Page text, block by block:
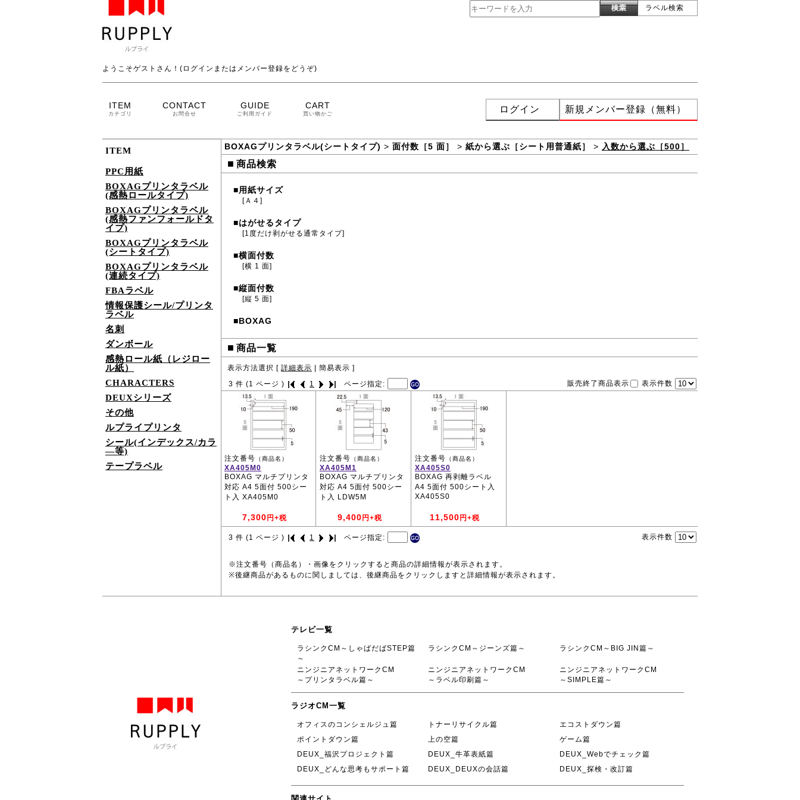
ラベル検索
ようこそゲストさん！(ログインまたはメンバー登録をどうぞ)
ITEM
カテゴリ
CONTACT
お問合せ
GUIDE
ご利用ガイド
CART
買い物かご ログイン 新規メンバー登録（無料）
ITEM
PPC用紙
BOXAGプリンタラベル
(感熱ロールタイプ)
BOXAGプリンタラベル
(感熱ファンフォールドタ
イプ)
BOXAGプリンタラベル
(シートタイプ)
BOXAGプリンタラベル
(連続タイプ)
FBAラベル
情報保護シール/プリンタ
ラベル
名刺
ダンボール
感熱ロール紙（レジロー
ル紙）
CHARACTERS
DEUXシリーズ
その他
ルプライプリンタ
シール(インデックス/カラ
―等)
テープラベル
BOXAGプリンタラベル(シートタイプ) > 面付数［5 面］ > 紙から選ぶ［シート用普通紙］ > 入数から選ぶ［500］
■ 商品検索
■用紙サイズ
[Ａ４]
■はがせるタイプ
[1度だけ剥がせる通常タイプ]
■横面付数
[横 1 面]
■縦面付数
[縦 5 面]
■BOXAG
■ 商品一覧
表示方法選択 [ 詳細表示 簡易表示 ]
3 件 (1 ページ ) 1 ページ指定: 販売終了商品表示 表示件数
注文番号 （商品名）
XA405M0
BOXAG マルチプリンタ
対応 A4 5面付 500シー
ト入 XA405M0
7,300 円+税
注文番号 （商品名）
XA405M1
BOXAG マルチプリンタ
対応 A4 5面付 500シー
ト入 LDW5M
9,400 円+税
注文番号 （商品名）
XA405S0
BOXAG 再剥離ラベル
A4 5面付 500シート入
XA405S0
11,500 円+税
3 件 (1 ページ ) 1 ページ指定: 表示件数
※注文番号（商品名）・画像をクリックすると商品の詳細情報が表示されます。
※後継商品があるものに関しましては、後継商品をクリックしますと詳細情報が表示されます。
テレビ一覧
ラシンクCM～しゃばだばSTEP篇
～
ラシンクCM～ジーンズ篇～ ラシンクCM～BIG JIN篇～
ニンジニアネットワークCM
～プリンタラベル篇～
ニンジニアネットワークCM
～ラベル印刷篇～
ニンジニアネットワークCM
～SIMPLE篇～
ラジオCM一覧
オフィスのコンシェルジュ篇 トナーリサイクル篇
エコストダウン篇
ポイントダウン篇
上の空篇
ゲーム篇
DEUX_福沢プロジェクト篇
DEUX_牛革表紙篇
DEUX_Webでチェック篇
DEUX_どんな思考もサポート篇
DEUX_DEUXの会話篇 DEUX_探検・改訂篇